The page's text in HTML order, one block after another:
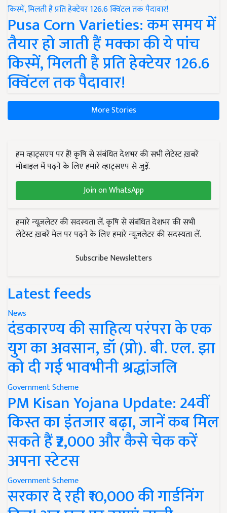
Pusa Corn Varieties: कम समय में
तैयार हो जाती हैं मक्का की ये पांच
किस्में, मिलती है प्रति हेक्टेयर 126.6
क्विंटल तक पैदावार!
More Stories
हम व्हाट्सएप पर हैं! कृषि से संबंधित देशभर की सभी लेटेस्ट ख़बरें
मोबाइल में पढ़ने के लिए हमारे व्हाट्सएप से जुड़ें.
Join on WhatsApp
हमारे न्यूज़लेटर की सदस्यता लें. कृषि से संबंधित देशभर की सभी
लेटेस्ट ख़बरें मेल पर पढ़ने के लिए हमारे न्यूज़लेटर की सदस्यता लें.
Subscribe Newsletters
Latest feeds
News
दंडकारण्य की साहित्य परंपरा के एक
युग का अवसान, डॉ (प्रो). बी. एल. झा
को दी गई भावभीनी श्रद्धांजलि
Government Scheme
PM Kisan Yojana Update: 24वीं
किस्त का इंतजार बढ़ा, जानें कब मिल
सकते हैं ₹2,000 और कैसे चेक करें
अपना स्टेटस
Government Scheme
सरकार दे रही ₹10,000 की गार्डनिंग